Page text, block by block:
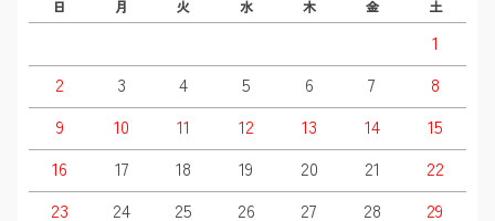
日 月 火 水 木 金 土
1
2
3 4 5 6 7
8
9
10 11 12 13 14
15
16
17 18 19 20 21
22
23
24 25 26 27 28 29